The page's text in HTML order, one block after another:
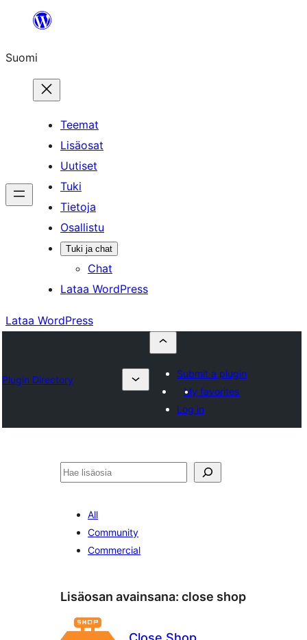
Suomi
Teemat
Lisäosat
Uutiset
Tuki
Tietoja
Osallistu
Tuki ja chat
Chat
Lataa WordPress
Lataa WordPress
Plugin Directory
Submit a plugin
My favorites
Log in
Etsi
All
Community
Commercial
Lisäosan avainsana: close shop